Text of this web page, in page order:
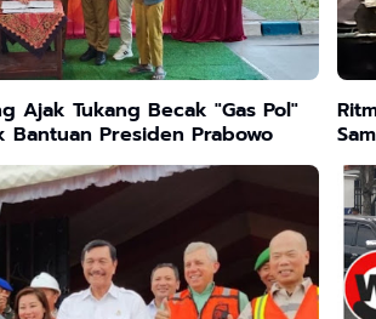
Ajak Tukang Becak "Gas Pol"
Presiden Prabowo